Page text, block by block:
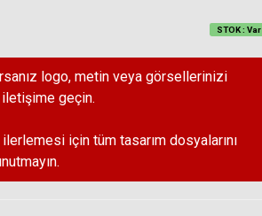
STOK : Var
logo, metin veya görsellerinizi
geçin.
için tüm tasarım dosyalarını